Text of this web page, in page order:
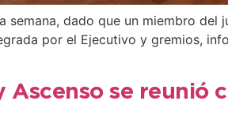
dado que un miembro
por el Ejecutivo y gremios,
Ascenso se reunió